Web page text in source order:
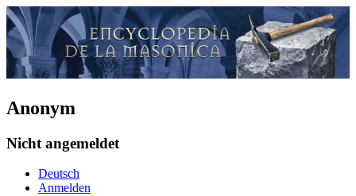
Anonym
Nicht angemeldet
Deutsch
Anmelden